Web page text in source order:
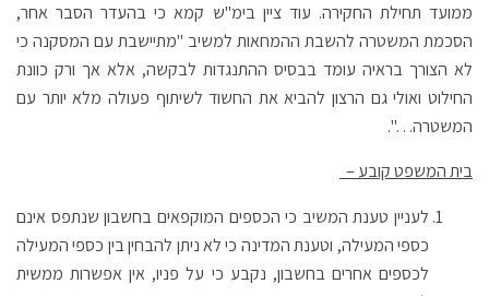
ממועד תחילת החקירה. עוד ציין בימ"ש קמא כי בהעדר הסבר אחר,
הסכמת המשטרה להשבת ההמחאות למשיב "מתיישבת עם המסקנה כי
לא הצורך בראיה עומד בבסיס ההתנגדות לבקשה, אלא אך ורק כוונת
החילוט ואולי גם הרצון להביא את החשוד לשיתוף פעולה מלא יותר עם
המשטרה…".
בית המשפט קובע –
לעניין טענת המשיב כי הכספים המוקפאים בחשבון שנתפס אינם
כספי המעילה, וטענת המדינה כי לא ניתן להבחין בין כספי המעילה
לכספים אחרים בחשבון, נקבע כי על פניו, אין אפשרות ממשית